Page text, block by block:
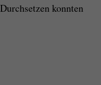
konnten